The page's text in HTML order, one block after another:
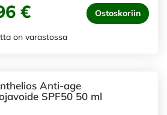
€ Ostoskoriin
on varastossa
Anti-age
SPF50 50 ml